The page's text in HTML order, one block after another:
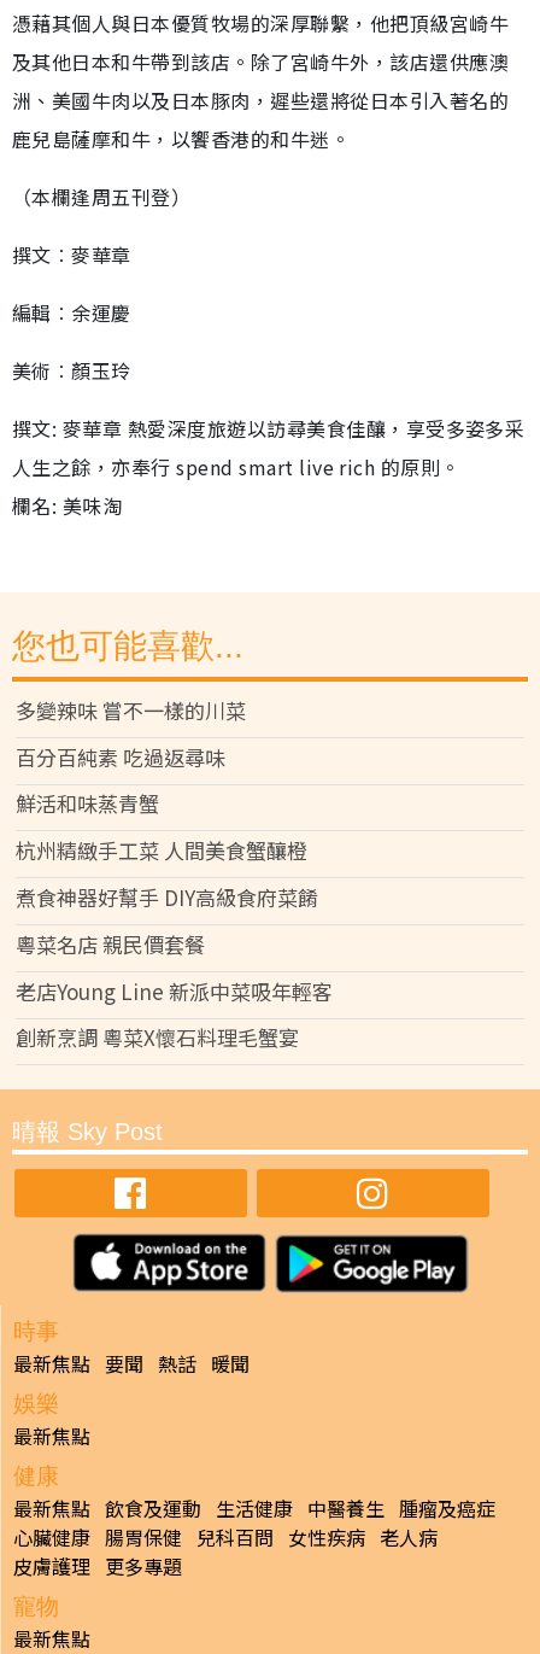
憑藉其個人與日本優質牧場的深厚聯繫，他把頂級宮崎牛
及其他日本和牛帶到該店。除了宮崎牛外，該店還供應澳
洲、美國牛肉以及日本豚肉，遲些還將從日本引入著名的
鹿兒島薩摩和牛，以饗香港的和牛迷。
（本欄逢周五刊登）
撰文︰麥華章
編輯︰余運慶
美術︰顏玉玲
撰文: 麥華章 熱愛深度旅遊以訪尋美食佳釀，享受多姿多采
人生之餘，亦奉行 spend smart live rich 的原則。
欄名: 美味淘
您也可能喜歡...
多變辣味 嘗不一樣的川菜
百分百純素 吃過返尋味
鮮活和味蒸青蟹
杭州精緻手工菜 人間美食蟹釀橙
煮食神器好幫手 DIY高級食府菜餚
粵菜名店 親民價套餐
老店Young Line 新派中菜吸年輕客
創新烹調 粵菜X懷石料理毛蟹宴
晴報 Sky Post
時事
最新焦點 要聞 熱話 暖聞
娛樂
最新焦點
健康
最新焦點 飲食及運動 生活健康 中醫養生 腫瘤及癌症
心臟健康 腸胃保健 兒科百問 女性疾病 老人病
皮膚護理 更多專題
寵物
最新焦點